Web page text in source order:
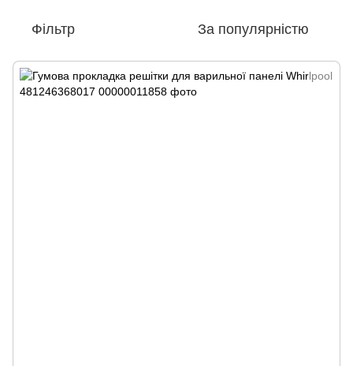
Фільтр За популярністю